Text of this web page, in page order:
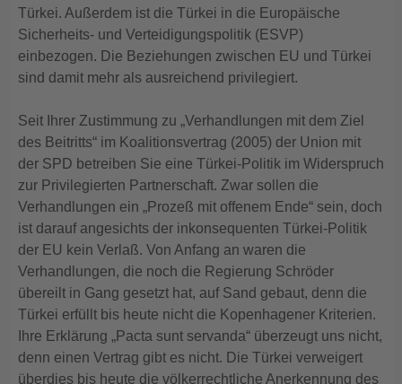
Türkei. Außerdem ist die Türkei in die Europäische
Sicherheits- und Verteidigungspolitik (ESVP)
einbezogen. Die Beziehungen zwischen EU und Türkei
sind damit mehr als ausreichend privilegiert.
Seit Ihrer Zustimmung zu „Verhandlungen mit dem Ziel
des Beitritts“ im Koalitionsvertrag (2005) der Union mit
der SPD betreiben Sie eine Türkei-Politik im Widerspruch
zur Privilegierten Partnerschaft. Zwar sollen die
Verhandlungen ein „Prozeß mit offenem Ende“ sein, doch
ist darauf angesichts der inkonsequenten Türkei-Politik
der EU kein Verlaß. Von Anfang an waren die
Verhandlungen, die noch die Regierung Schröder
übereilt in Gang gesetzt hat, auf Sand gebaut, denn die
Türkei erfüllt bis heute nicht die Kopenhagener Kriterien.
Ihre Erklärung „Pacta sunt servanda“ überzeugt uns nicht,
denn einen Vertrag gibt es nicht. Die Türkei verweigert
überdies bis heute die völkerrechtliche Anerkennung des